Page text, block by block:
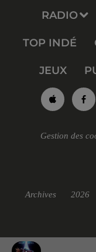
RADIO
TOP INDÉ
JEUX
Gestion des
Archives 2026